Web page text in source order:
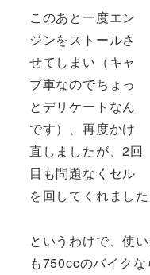
このあと一度エン
ジンをストールさ
せてしまい（キャ
ブ車なのでちょっ
とデリケートなん
です）、再度かけ
直しましたが、2回
目も問題なくセル
を回してくれました
というわけで、使
も750ccのバイク